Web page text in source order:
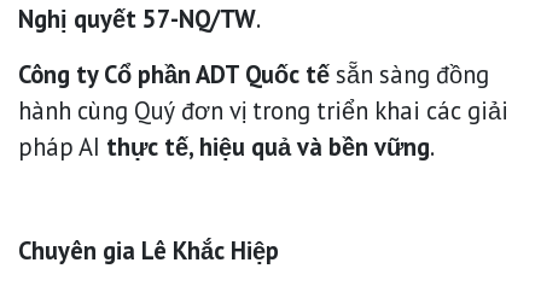
Nghị quyết 57-NQ/TW.
Công ty Cổ phần ADT Quốc tếsẵn sàng đồng
hành cùng Quý đơn vị trong triển khai các giải
pháp AI thực tế, hiệu quả và bền vững.
Chuyên gia Lê Khắc Hiệp